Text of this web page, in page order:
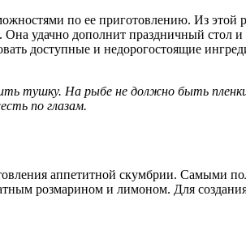
по ее приготовлению. Из
удачно дополнит праздничный стол
доступные и недорогостоящие
тушку. На рыбе не должно быть
по глазам.
аппетитной скумбрии. Самыми
розмарином и лимоном. Для